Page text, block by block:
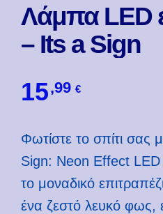
Λάμπα LED
– Its a Sign
15,99 €
Φωτίστε το σπίτι σας
Sign: Neon Effect
το μοναδικό
ένα ζεστό λευκό φως,